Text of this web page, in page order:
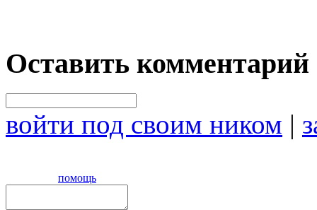
Оставить комментарий
войти под своим ником |
помощь